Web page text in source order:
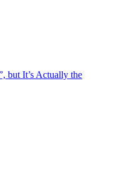
but It’s Actually the